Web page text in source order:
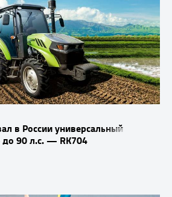
в России универсальный
до 90 л.с. — RK704